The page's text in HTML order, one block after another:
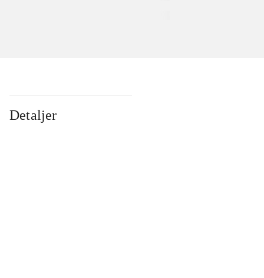
Detaljer